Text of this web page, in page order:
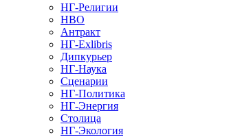
НГ-Религии
НВО
Антракт
НГ-Exlibris
Дипкурьер
НГ-Наука
Сценарии
НГ-Политика
НГ-Энергия
Столица
НГ-Экология